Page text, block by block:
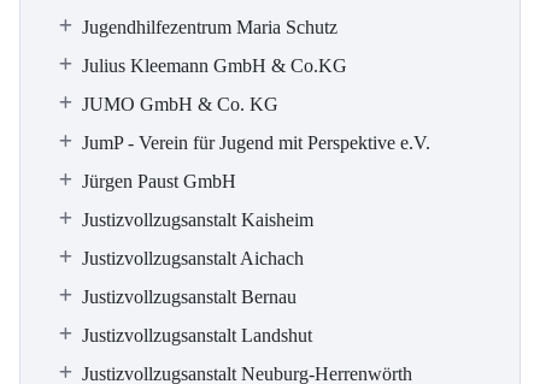
Jugendhilfezentrum Maria Schutz
Julius Kleemann GmbH & Co.KG
JUMO GmbH & Co. KG
JumP - Verein für Jugend mit Perspektive e.V.
Jürgen Paust GmbH
Justizvollzugsanstalt Kaisheim
Justizvollzugsanstalt Aichach
Justizvollzugsanstalt Bernau
Justizvollzugsanstalt Landshut
Justizvollzugsanstalt Neuburg-Herrenwörth